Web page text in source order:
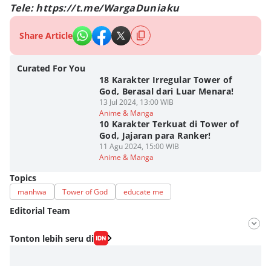
Tele: https://t.me/WargaDuniaku
Share Article
Curated For You
18 Karakter Irregular Tower of
God, Berasal dari Luar Menara!
13 Jul 2024, 13:00 WIB
Anime & Manga
10 Karakter Terkuat di Tower of
God, Jajaran para Ranker!
11 Agu 2024, 15:00 WIB
Anime & Manga
Topics
manhwa Tower of God educate me
Editorial Team
Editor
Nadia Agatha Pramesthi
Tonton lebih seru di